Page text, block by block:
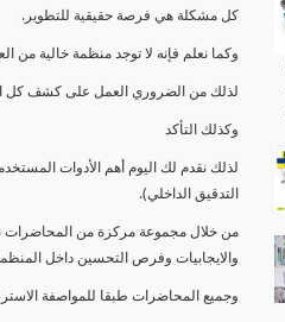
كل مشكلة هي فرصة حقيقية للتطوير.
وكما نعلم فإنه لا توجد منظمة خالية من
لذلك من الضروري العمل على كشف كل
وكذلك التأكد
لذلك نقدم لك اليوم أهم الأدوات
التدقيق الداخلي).
من خلال مجموعة مركزة من المحاضرات
والايجابيات وفرص التحسين داخل
وجميع المحاضرات طبقا للمواصفة الاسترشادية